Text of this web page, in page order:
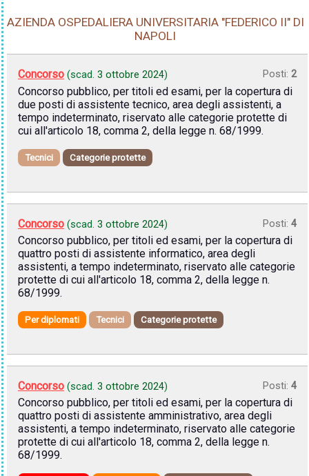
AZIENDA OSPEDALIERA UNIVERSITARIA "FEDERICO II" DI
NAPOLI
Concorso (scad. 3 ottobre 2024) Posti: 2
Concorso pubblico, per titoli ed esami, per la copertura di
due posti di assistente tecnico, area degli assistenti, a
tempo indeterminato, riservato alle categorie protette di
cui all'articolo 18, comma 2, della legge n. 68/1999.
Tecnici Categorie protette
Concorso (scad. 3 ottobre 2024) Posti: 4
Concorso pubblico, per titoli ed esami, per la copertura di
quattro posti di assistente informatico, area degli
assistenti, a tempo indeterminato, riservato alle categorie
protette di cui all'articolo 18, comma 2, della legge n.
68/1999.
Per diplomati Tecnici Categorie protette
Concorso (scad. 3 ottobre 2024) Posti: 4
Concorso pubblico, per titoli ed esami, per la copertura di
quattro posti di assistente amministrativo, area degli
assistenti, a tempo indeterminato, riservato alle categorie
protette di cui all'articolo 18, comma 2, della legge n.
68/1999.